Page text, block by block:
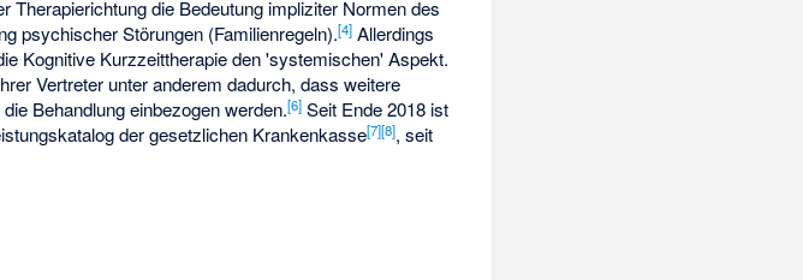
Therapierichtung die Bedeutung impliziter Normen des
psychischer Störungen (Familienregeln).[4] Allerdings
Kognitive Kurzzeittherapie den 'systemischen' Aspekt.
Vertreter unter anderem dadurch, dass weitere
Behandlung einbezogen werden.[6] Seit Ende 2018 ist
der gesetzlichen Krankenkasse[7][8], seit